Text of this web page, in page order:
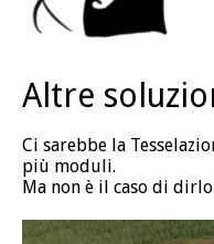
Altre
Ci sarebbe la
più moduli.
Ma non è il caso di